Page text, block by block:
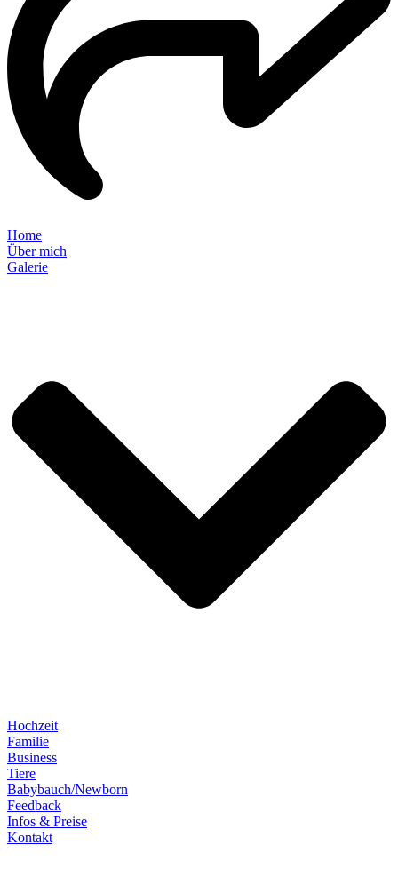
Home
Über mich
Galerie
Hochzeit
Familie
Business
Tiere
Babybauch/Newborn
Feedback
Infos & Preise
Kontakt